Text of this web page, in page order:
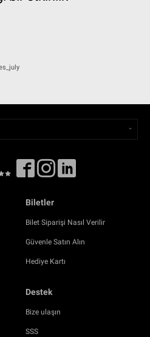
Biletler
Bilet Siparişi Nasıl Verilir
Güvenle Satın Alın
Hediye Kartı
Destek
Bize ulaşın
SSS